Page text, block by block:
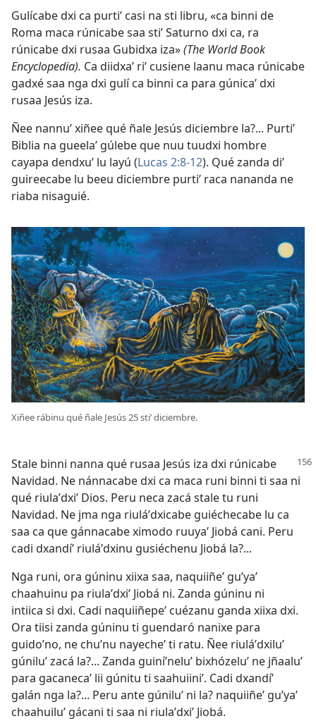
Gulícabe dxi ca purtiʼ casi na sti libru, «ca binni de
Roma maca rúnicabe saa stiʼ Saturno dxi ca, ra
rúnicabe dxi rusaa Gubidxa iza»(The World Book
Encyclopedia). Ca diidxaʼ riʼ cusiene laanu maca rúnicabe
gadxé saa nga dxi gulí ca binni ca para gúnicaʼ dxi
rusaa Jesús iza.
Ñee nannuʼ xiñee qué ñale Jesús diciembre la?... Purtiʼ
Biblia na gueelaʼ gúlebe que nuu tuudxi hombre
cayapa dendxuʼ lu layú (Lucas 2:8-12). Qué zanda diʼ
guireecabe lu beeu diciembre purtiʼ raca nananda ne
riaba nisaguié.
Xiñee rábinu qué ñale Jesús 25 stiʼ diciembre.
Stale binni nanna qué rusaa Jesús iza dxi rúnicabe
Navidad. Ne nánnacabe dxi ca maca runi binni ti saa ni
qué riulaʼdxiʼ Dios. Peru neca zacá stale tu runi
Navidad. Ne jma nga riuláʼdxicabe guiéchecabe lu ca
saa ca que gánnacabe ximodo ruuyaʼ Jiobá cani. Peru
cadi dxandíʼ riuláʼdxinu gusiéchenu Jiobá la?...
Nga runi, ora gúninu xiixa saa, naquiiñeʼ guʼyaʼ
chaahuinu pa riulaʼdxiʼ Jiobá ni. Zanda gúninu ni
intiica si dxi. Cadi naquiiñepeʼ cuézanu ganda xiixa dxi.
Ora tiisi zanda gúninu ti guendaró nanixe para
guidoʼno, ne chuʼnu nayecheʼ ti ratu. Ñee riuláʼdxiluʼ
gúniluʼ zacá la?... Zanda guiníʼneluʼ bixhózeluʼ ne jñaaluʼ
para gacanecaʼ lii gúnitu ti saahuiiniʼ. Cadi dxandíʼ
galán nga la?... Peru ante gúniluʼ ni la? naquiiñeʼ guʼyaʼ
chaahuiluʼ gácani ti saa ni riulaʼdxiʼ Jiobá.